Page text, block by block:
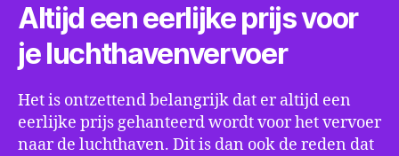
Altijd een eerlijke prijs voor
je luchthavenvervoer
Het is ontzettend belangrijk dat er altijd een
eerlijke prijs gehanteerd wordt voor het vervoer
naar de luchthaven. Dit is dan ook de reden dat